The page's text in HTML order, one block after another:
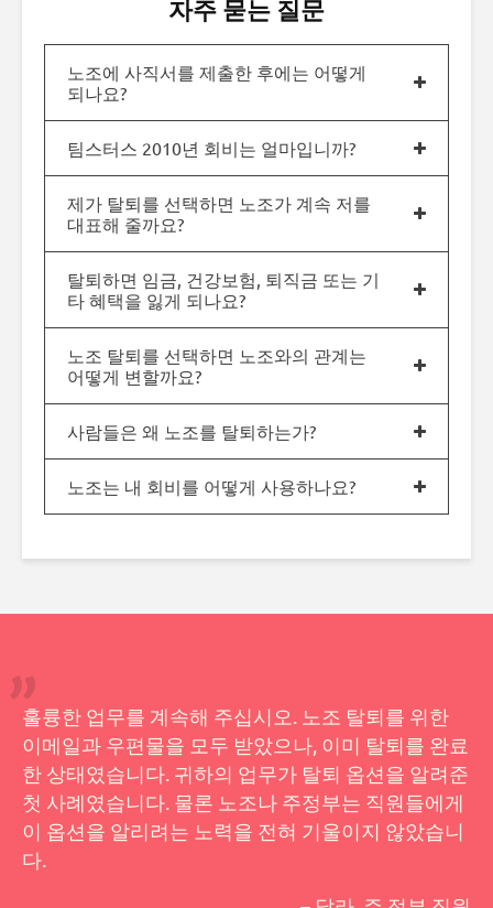
자주 묻는 질문
노조에 사직서를 제출한 후에는 어떻게
되나요?
팀스터스 2010년 회비는 얼마입니까?
제가 탈퇴를 선택하면 노조가 계속 저를
대표해 줄까요?
탈퇴하면 임금, 건강보험, 퇴직금 또는 기
타 혜택을 잃게 되나요?
노조 탈퇴를 선택하면 노조와의 관계는
어떻게 변할까요?
사람들은 왜 노조를 탈퇴하는가?
노조는 내 회비를 어떻게 사용하나요?
훌륭한 업무를 계속해 주십시오. 노조 탈퇴를 위한
이메일과 우편물을 모두 받았으나, 이미 탈퇴를 완료
한 상태였습니다. 귀하의 업무가 탈퇴 옵션을 알려준
첫 사례였습니다. 물론 노조나 주정부는 직원들에게
이 옵션을 알리려는 노력을 전혀 기울이지 않았습니
다.